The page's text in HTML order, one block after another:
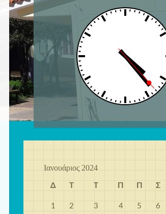
Ιανουάριος 2024
Δ Τ Τ Π Π Σ
1 2 3 4 5 6